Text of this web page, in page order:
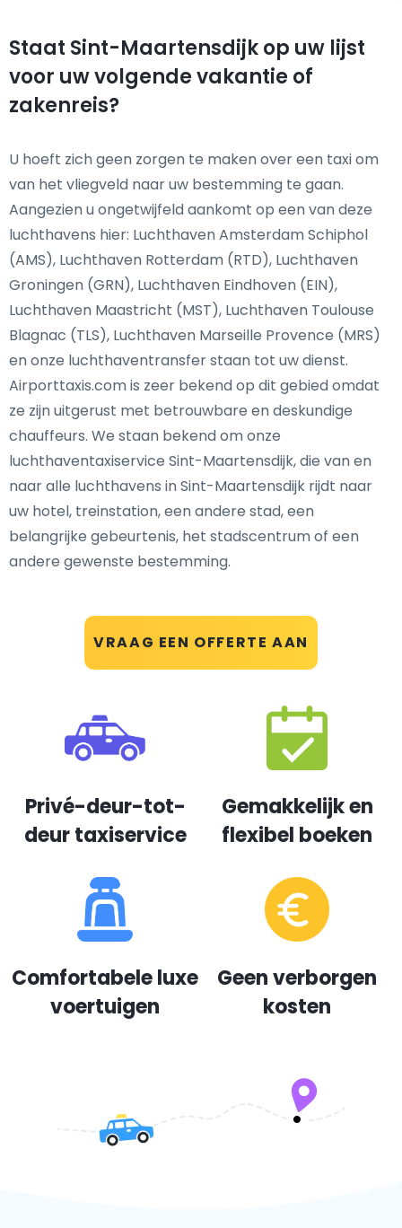
VRAAG EEN OFFERTE AAN
Staat Sint-Maartensdijk op uw lijst
voor uw volgende vakantie of
zakenreis?
U hoeft zich geen zorgen te maken over een taxi om
van het vliegveld naar uw bestemming te gaan.
Aangezien u ongetwijfeld aankomt op een van deze
luchthavens hier: Luchthaven Amsterdam Schiphol
(AMS), Luchthaven Rotterdam (RTD), Luchthaven
Groningen (GRN), Luchthaven Eindhoven (EIN),
Luchthaven Maastricht (MST), Luchthaven Toulouse
Blagnac (TLS), Luchthaven Marseille Provence (MRS)
en onze luchthaventransfer staan tot uw dienst.
Airporttaxis.com is zeer bekend op dit gebied omdat
ze zijn uitgerust met betrouwbare en deskundige
chauffeurs. We staan bekend om onze
luchthaventaxiservice Sint-Maartensdijk, die van en
naar alle luchthavens in Sint-Maartensdijk rijdt naar
uw hotel, treinstation, een andere stad, een
belangrijke gebeurtenis, het stadscentrum of een
andere gewenste bestemming.
Privé-deur-tot-
deur taxiservice
Gemakkelijk en
flexibel boeken
Comfortabele luxe
voertuigen
Geen verborgen
kosten